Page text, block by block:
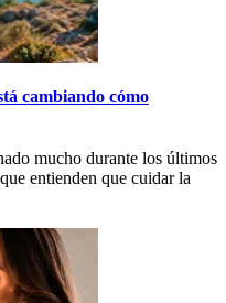
cambiando cómo
mucho durante los últimos
entienden que cuidar la